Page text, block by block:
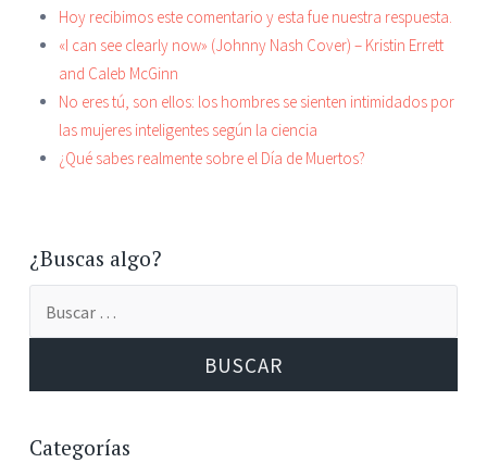
Hoy recibimos este comentario y esta fue nuestra respuesta.
«I can see clearly now» (Johnny Nash Cover) – Kristin Errett
and Caleb McGinn
No eres tú, son ellos: los hombres se sienten intimidados por
las mujeres inteligentes según la ciencia
¿Qué sabes realmente sobre el Día de Muertos?
¿Buscas algo?
Categorías